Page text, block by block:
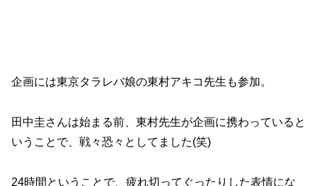
企画には東京タラレバ娘の東村アキコ先生も参加。
田中圭さんは始まる前、東村先生が企画に携わっていると
いうことで、戦々恐々としてました(笑)
24時間ということで、疲れ切ってぐったりした表情にな